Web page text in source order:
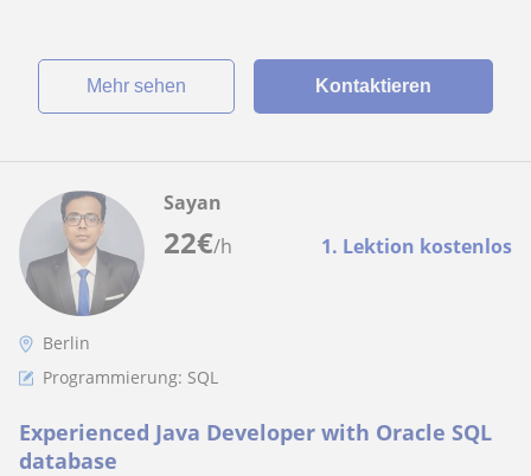
Mehr sehen Kontaktieren
22€/h 1. Lektion kostenlos
Sayan
Berlin
Programmierung: SQL
Experienced Java Developer with Oracle SQL
database